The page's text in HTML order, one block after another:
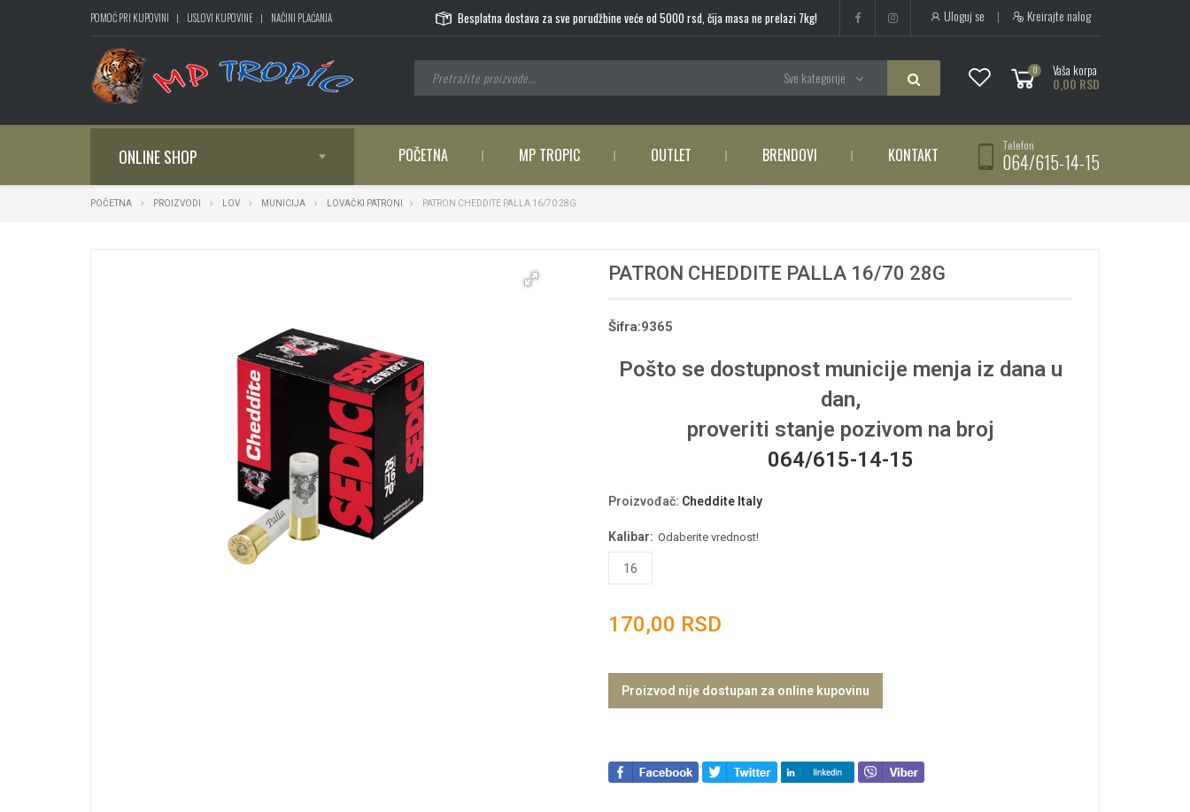
POMOĆ PRI KUPOVINI USLOVI KUPOVINE NAČINI PLAĆANJA Besplatna dostava za sve porudžbine veće od 5000 rsd, čija masa ne prelazi 7kg! Uloguj se | Kreirajte nalog
0 Vaša korpa
0,00 RSD
Sve kategorije
ONLINE SHOP POČETNA MP TROPIC OUTLET BRENDOVI KONTAKT Telefon
064/615-14-15
POČETNA PROIZVODI LOV MUNICIJA LOVAČKI PATRONI PATRON CHEDDITE PALLA 16/70 28G
PATRON CHEDDITE PALLA 16/70 28G
Šifra:9365
Pošto se dostupnost municije menja iz dana u
dan,
proveriti stanje pozivom na broj
064/615-14-15
Proizvođač: Cheddite Italy
Kalibar: Odaberite vrednost!
16
170,00 RSD
Proizvod nije dostupan za online kupovinu